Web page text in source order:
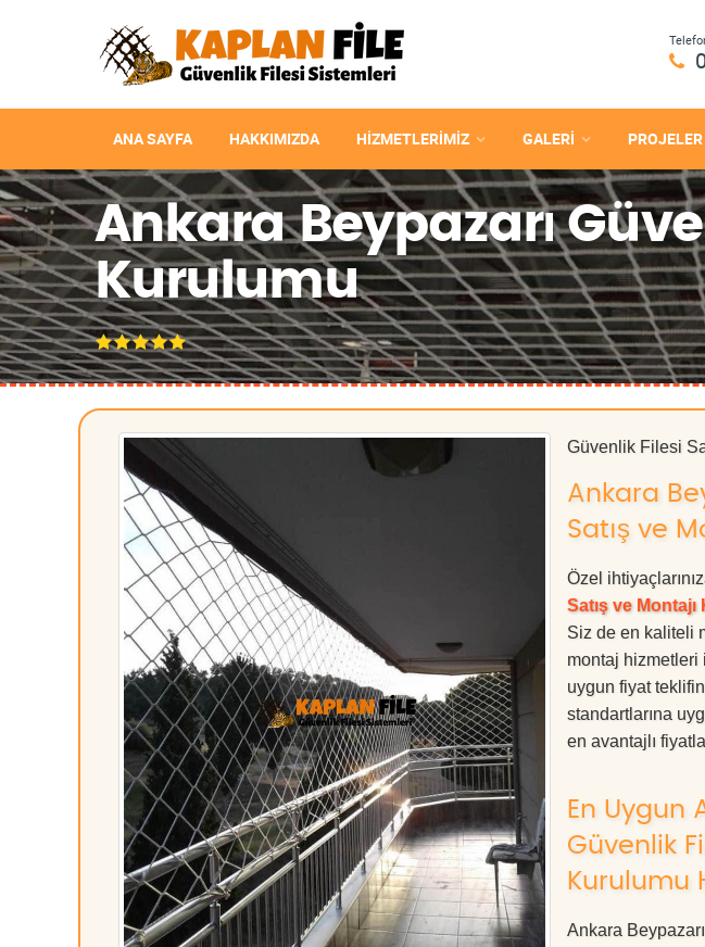
ANA SAYFA HAKKIMIZDA HIZMETLERIMIZ GALERİ PROJELER
Ankara Beypazarı
Kurulumu
Güvenlik Filesi
Ankara
Satış ve
Özel
Satış ve
Siz de en kaliteli
montaj hizmetleri
uygun fiyat
standartlarına
en avantajlı
En Uygun
Güvenlik
Kurulumu
Ankara